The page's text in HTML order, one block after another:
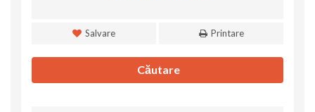
Salvare Printare
Căutare